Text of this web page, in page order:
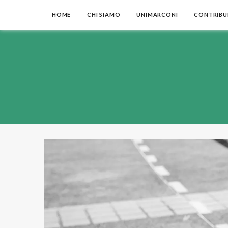
HOME CHI SIAMO UNIMARCONI